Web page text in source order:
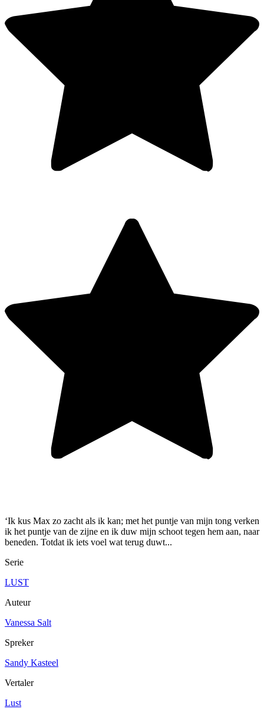
‘Ik kus Max zo zacht als ik kan; met het puntje van mijn tong verken
ik het puntje van de zijne en ik duw mijn schoot tegen hem aan, naar
beneden. Totdat ik iets voel wat terug duwt...
Serie
LUST
Auteur
Vanessa Salt
Spreker
Sandy Kasteel
Vertaler
Lust